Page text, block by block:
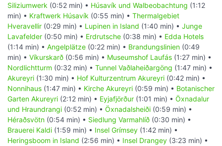
Siliziumwerk (0:52 min) • Húsavík und Walbeobachtung (1:12
min) • Kraftwerk Húsavík (0:55 min) • Thermalgebiet
Hveravellir (0:29 min) • Lupinen in Island (1:40 min) • Junge
Lavafelder (0:50 min) • Erdrutsche (0:38 min) • Edda Hotels
(1:14 min) • Angelplätze (0:22 min) • Brandungslinien (0:49
min) • Víkurskarð (0:56 min) • Museumshof Laufás (1:27 min) •
Nordlichtturm (0:32 min) • Tunnel Vaðlaheiðargöng (1:47 min) •
Akureyri (1:30 min) • Hof Kulturzentrum Akureyri (0:42 min) •
Nonnihaus (1:47 min) • Kirche Akureyri (0:59 min) • Botanischer
Garten Akureyri (2:12 min) • Eyjafjörður (1:01 min) • Öxnadalur
und Hraundrangi (0:52 min) • Öxnadalsheiði (0:59 min) •
Héraðsvötn (0:54 min) • Siedlung Varmahlíð (0:30 min) •
Brauerei Kaldi (1:59 min) • Insel Grímsey (1:42 min) •
Heringsboom in Island (2:56 min) • Insel Drangey (3:23 min) •